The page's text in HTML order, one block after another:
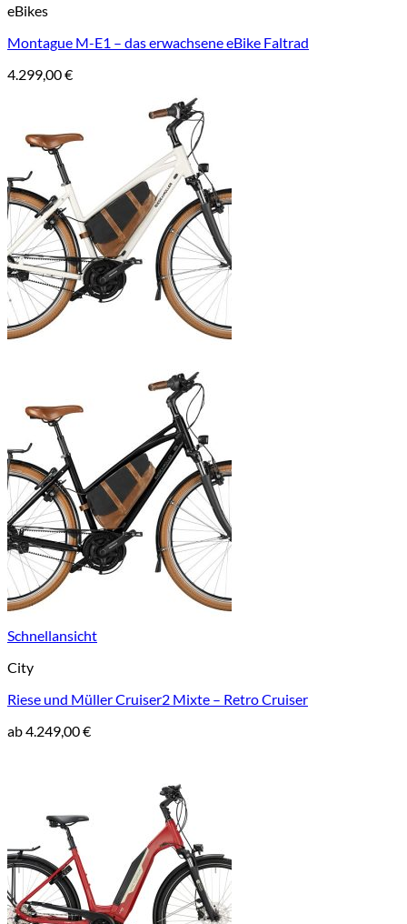
eBikes
Montague M-E1 – das erwachsene eBike Faltrad
4.299,00€
Schnellansicht
City
Riese und Müller Cruiser2 Mixte – Retro Cruiser
ab4.249,00€